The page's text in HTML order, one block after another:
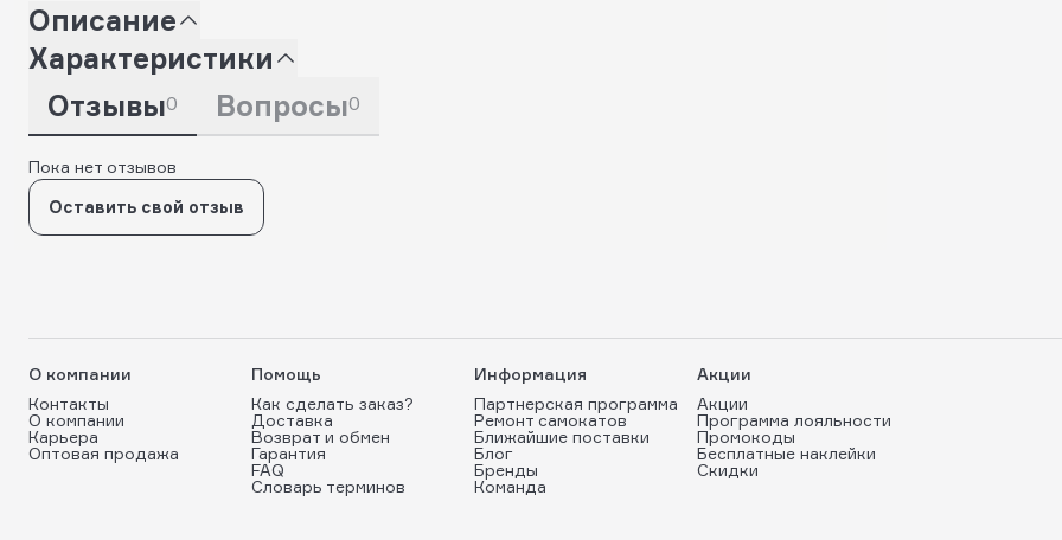
Описание
Характеристики
Отзывы0 Вопросы0
Пока нет отзывов
Оставить свой отзыв
О компании
Контакты
О компании
Карьера
Оптовая продажа
Помощь
Как сделать заказ?
Доставка
Возврат и обмен
Гарантия
FAQ
Словарь терминов
Информация
Партнерская программа
Ремонт самокатов
Ближайшие поставки
Блог
Бренды
Команда
Акции
Акции
Программа лояльности
Промокоды
Бесплатные наклейки
Скидки